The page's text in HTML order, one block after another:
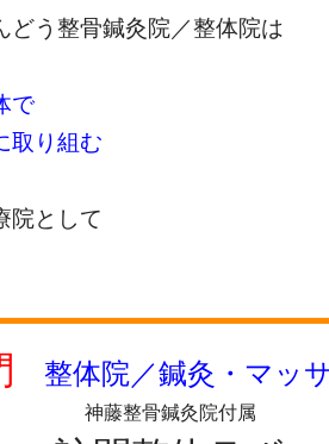
どう整骨鍼灸院／整体院は
で
取り組む
院として
整体院／鍼灸・マッ
神藤整骨鍼灸院付属